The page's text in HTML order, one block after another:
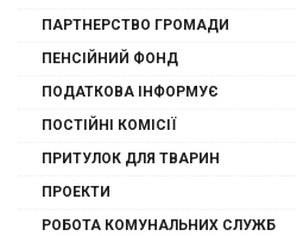
ПАРТНЕРСТВО ГРОМАДИ
ПЕНСІЙНИЙ ФОНД
ПОДАТКОВА ІНФОРМУЄ
ПОСТІЙНІ КОМІСІЇ
ПРИТУЛОК ДЛЯ ТВАРИН
ПРОЕКТИ
РОБОТА КОМУНАЛЬНИХ СЛУЖБ